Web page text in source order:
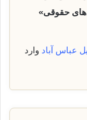
حقوقی»
عباس آباد وارد